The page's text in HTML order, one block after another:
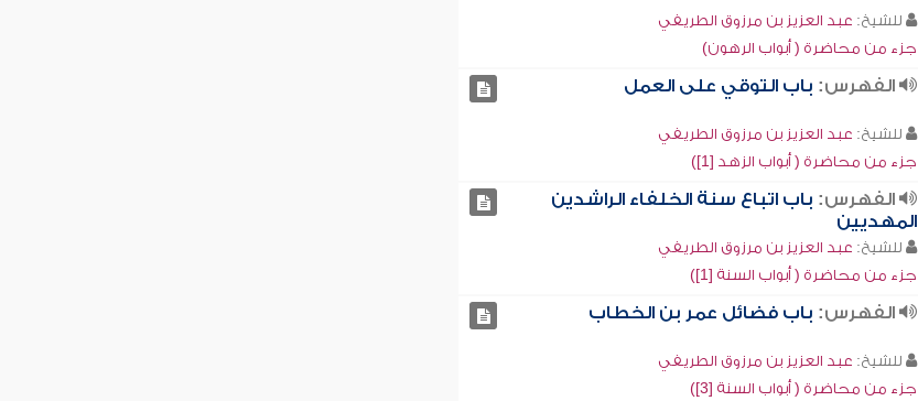
للشيخ: عبد العزيز بن مرزوق الطريفي
جزء من محاضرة ( أبواب الرهون)
الفهرس: باب التوقي على العمل
للشيخ: عبد العزيز بن مرزوق الطريفي
جزء من محاضرة ( أبواب الزهد [1])
الفهرس: باب اتباع سنة الخلفاء الراشدين
المهديين
للشيخ: عبد العزيز بن مرزوق الطريفي
جزء من محاضرة ( أبواب السنة [1])
الفهرس: باب فضائل عمر بن الخطاب
للشيخ: عبد العزيز بن مرزوق الطريفي
جزء من محاضرة ( أبواب السنة [3])